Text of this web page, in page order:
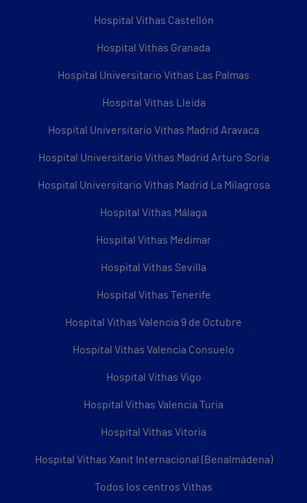
Hospital Vithas Castellón
Hospital Vithas Granada
Hospital Universitario Vithas Las Palmas
Hospital Vithas Lleida
Hospital Universitario Vithas Madrid Aravaca
Hospital Universitario Vithas Madrid Arturo Soria
Hospital Universitario Vithas Madrid La Milagrosa
Hospital Vithas Málaga
Hospital Vithas Medimar
Hospital Vithas Sevilla
Hospital Vithas Tenerife
Hospital Vithas Valencia 9 de Octubre
Hospital Vithas Valencia Consuelo
Hospital Vithas Vigo
Hospital Vithas Valencia Turia
Hospital Vithas Vitoria
Hospital Vithas Xanit Internacional (Benalmádena)
Todos los centros Vithas